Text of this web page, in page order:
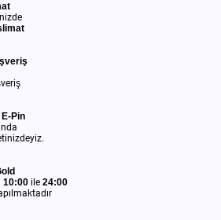
Pin
10:00 ile 24:00